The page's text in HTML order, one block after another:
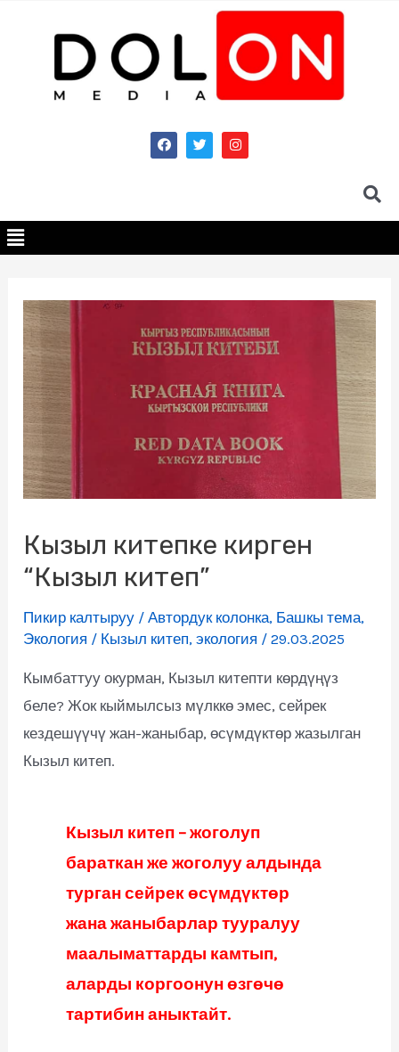
Кызыл китепке кирген
“Кызыл китеп”
Пикир калтыруу /Автордук колонка, Башкы тема,
Экология / Кызыл китеп,экология /29.03.2025
Кымбаттуу окурман, Кызыл китепти көрдүңүз
беле? Жок кыймылсыз мүлккө эмес, сейрек
кездешүүчү жан-жаныбар, өсүмдүктөр жазылган
Кызыл китеп.
Кызыл китеп – жоголуп
бараткан же жоголуу алдында
турган сейрек өсүмдүктөр
жана жаныбарлар тууралуу
маалыматтарды камтып,
аларды коргоонун өзгөчө
тартибин аныктайт.